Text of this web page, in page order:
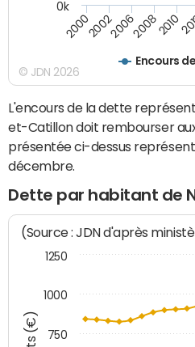
Encours
20002002200620082010
0k
© JDN 2026
L'encours de la dette
et-Catillon doit rembourser
présentée ci-dessus
décembre.
Dette par habitant de
(Source : JDN d'après
750
1000
1250